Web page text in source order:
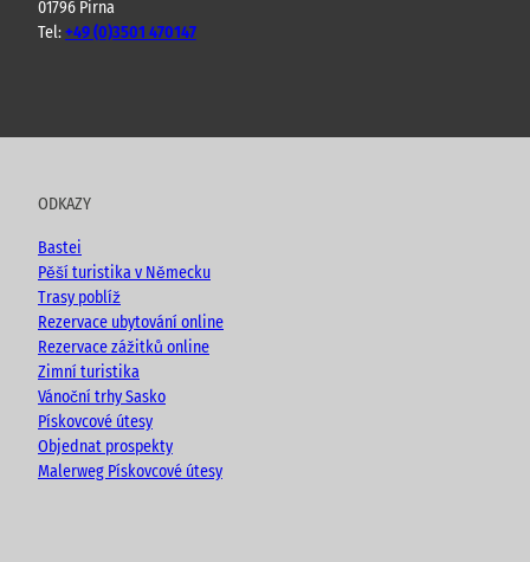
01796 Pirna
Tel:+49 (0)3501 470147
u
e
c
o
k
s
a
m
o
ODKAZY
Bastei
Pěší turistika v Německu
Trasy poblíž
Rezervace ubytování online
Rezervace zážitků online
Zimní turistika
Vánoční trhy Sasko
Pískovcové útesy
Objednat prospekty
Malerweg Pískovcové útesy